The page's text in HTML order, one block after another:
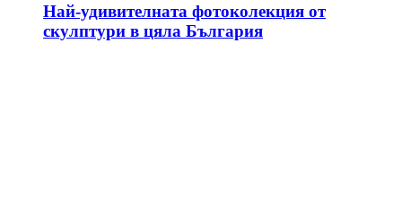
Най-удивителната фотоколекция от
скулптури в цяла България